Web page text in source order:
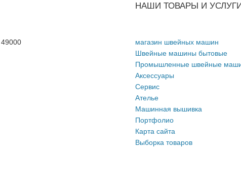
НАШИ ТОВАРЫ И
магазин швейных машин
Швейные машины бытовые
Промышленные швейные
Аксессуары
Сервис
Ателье
Машинная вышивка
Портфолио
Карта сайта
Выборка товаров